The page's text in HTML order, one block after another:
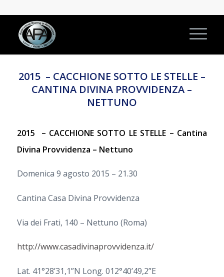
2015 – CACCHIONE SOTTO LE STELLE –
CANTINA DIVINA PROVVIDENZA –
NETTUNO
2015 – CACCHIONE SOTTO LE STELLE – Cantina
Divina Provvidenza – Nettuno
Domenica 9 agosto 2015 – 21.30
Cantina Casa Divina Provvidenza
Via dei Frati, 140 – Nettuno (Roma)
http://www.casadivinaprovvidenza.it/
Lat. 41°28’31,1”N Long. 012°40’49,2”E